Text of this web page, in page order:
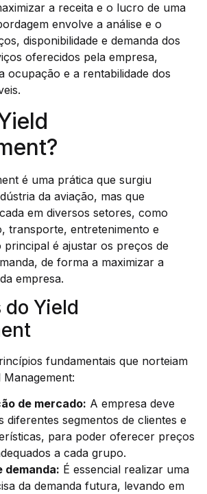
a receita e o lucro de uma
envolve a análise e o
disponibilidade e demanda dos
oferecidos pela empresa,
ocupação e a rentabilidade dos
é uma prática que surgiu
da aviação, mas que
em diversos setores, como
transporte, entretenimento e
principal é ajustar os preços de
de forma a maximizar a
empresa.
Yield
fundamentais que norteiam
de mercado: A empresa deve
diferentes segmentos de clientes e
para poder oferecer preços
a cada grupo.
demanda: É essencial realizar uma
da demanda futura, levando em